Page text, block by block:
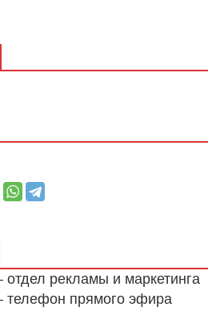
рекламы и маркетинга
прямого эфира